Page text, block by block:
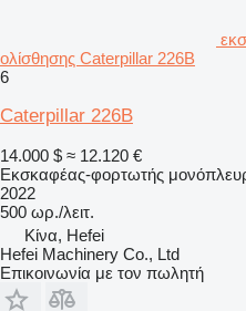
ολίσθησης Caterpillar 226B
6
Caterpillar 226B
14.000 $ ≈ 12.120 €
Εκσκαφέας-φορτωτής
2022
500 ωρ./λειτ.
Κίνα, Hefei
Hefei Machinery Co., Ltd
Επικοινωνία με τον πωλητή